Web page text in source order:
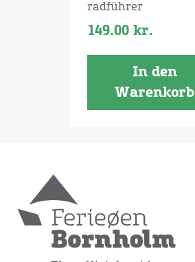
radführer
149.00 kr.
In den
Warenkorb